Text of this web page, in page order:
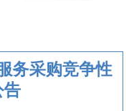
务采购竞争性
告